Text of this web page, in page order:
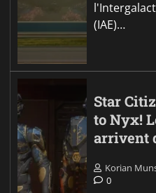
(IAE)…
Star
to Nyx!
arrivent
Korian
0